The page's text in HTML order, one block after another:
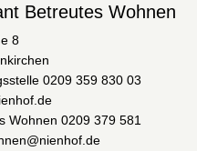
Betreutes Wohnen
8
0209 359 830 03
Wohnen 0209 379 581